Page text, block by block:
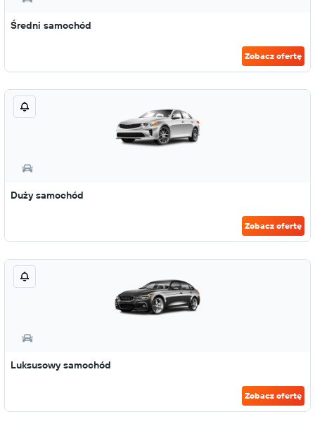
Średni samochód
Zobacz ofertę
Duży samochód
Zobacz ofertę
Luksusowy samochód
Zobacz ofertę